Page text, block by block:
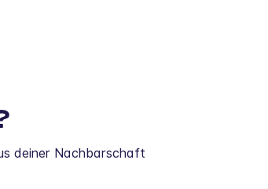
deiner Nachbarschaft